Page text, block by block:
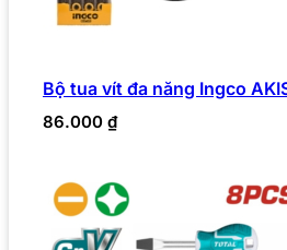
Bộ tua vít đa năng Ingco
86.000 ₫